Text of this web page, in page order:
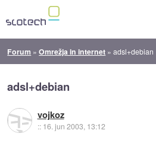
Forum »Omrežja in internet »adsl+debian
adsl+debian
vojkoz
:: 16. jun 2003, 13:12